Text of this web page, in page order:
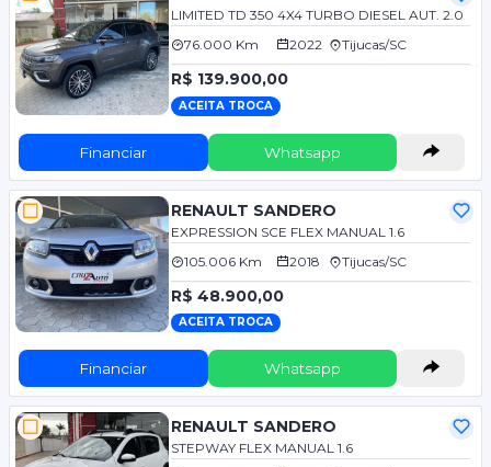
LIMITED TD 350 4X4 TURBO DIESEL AUT. 2.0
76.000 Km
2022 Tijucas/SC
R$ 139.900,00
ACEITA TROCA
Financiar Whatsapp
RENAULT SANDERO
EXPRESSION SCE FLEX MANUAL 1.6
105.006 Km
2018 Tijucas/SC
R$ 48.900,00
ACEITA TROCA
Financiar Whatsapp
RENAULT SANDERO
STEPWAY FLEX MANUAL 1.6